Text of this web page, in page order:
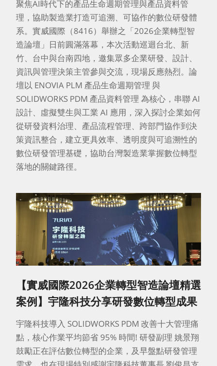
聚焦AI時代下的產品生命週期管理與產品資料管
理，協助製造業打造可追溯、可協作的數位研發體
系。實威國際（8416）舉辦之「2026企業轉型智
造論壇」日前圓滿落幕，本次活動巡迴台北、新
竹、台中與台南四地，邀集眾多企業研發、設計、
資訊與管理決策主管參與交流，現場反應熱烈。論
壇以 ENOVIA PLM 產品生命週期管理 與
SOLIDWORKS PDM 產品資料管理 為核心，串聯 AI
設計、虛擬雙生與工業 AI 應用，深入探討企業如何
從研發資料治理、產品流程管理、跨部門協作到決
策資訊整合，建立更具效率、透明度與可追溯性的
數位研發管理基礎，協助台灣製造業掌握數位轉型
落地的關鍵路徑。
【實威國際2026企業轉型智造論壇精選
案例】宇隆科技分享研發數位轉型成果
宇隆科技導入 SOLIDWORKS PDM 改善十大管理痛
點，核心作業平均節省 95% 時間! 研發副理 姚景翔
鼓勵正在評估數位轉型的企業，及早盤點研發管理